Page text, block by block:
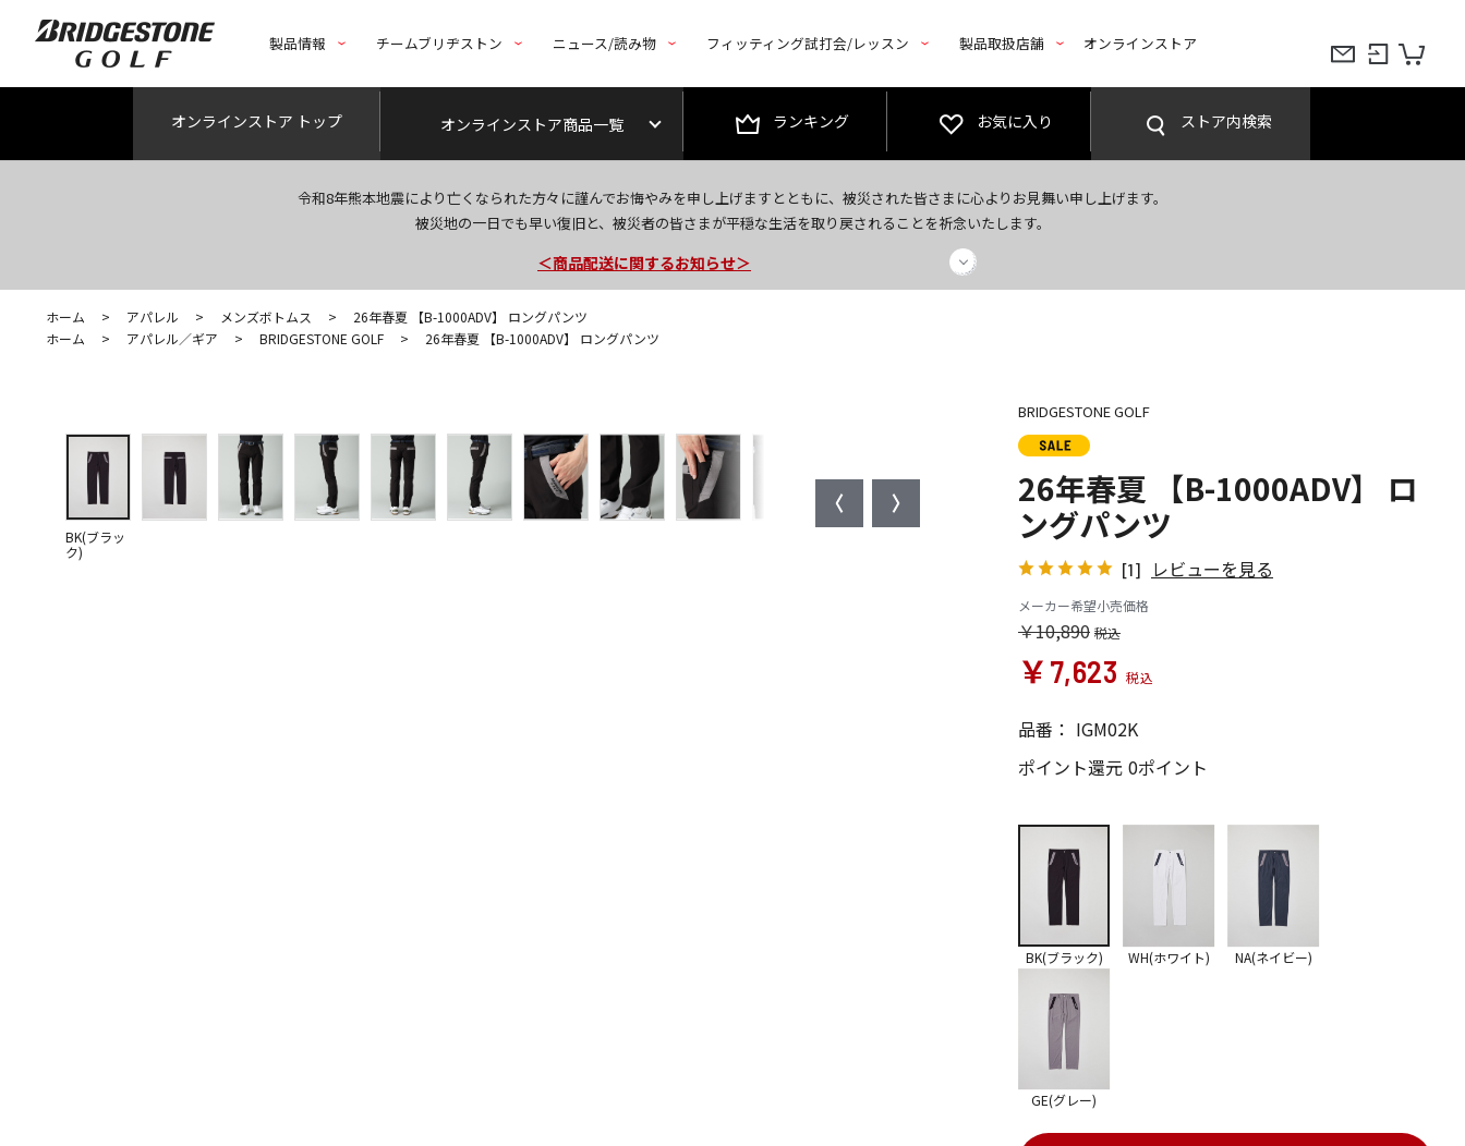
製品情報 チームブリヂストン ニュース/読み物 フィッティング試打会/レッスン 製品取扱店舗 オンラインストア
オンラインストア トップ オンラインストア商品一覧 ランキング お気に入り ストア内検索
令和8年熊本地震により亡くなられた方々に謹んでお悔やみを申し上げますとともに、被災された皆さまに心よりお見舞い申し上げます。
被災地の一日でも早い復旧と、被災者の皆さまが平穏な生活を取り戻されることを祈念いたします。
今なら新規会員登録で1,000円OFFクーポンプレゼント！
＜商品配送に関するお知らせ＞
＜夏季休暇中のご注文・発送・お問い合わせ＞
ホーム > アパレル > メンズボトムス >
26年春夏 【B-1000ADV】 ロングパンツ
ホーム
> アパレル／ギア > BRIDGESTONE GOLF > 26年春夏 【B-1000ADV】 ロングパンツ
BK(ブラッ
ク)
BRIDGESTONE GOLF
26年春夏 【B-1000ADV】 ロ
ングパンツ
[1] レビューを見る
メーカー希望小売価格
￥10,890
￥7,623
品番： IGM02K
ポイント還元 0ポイント
BK(ブラック) WH(ホワイト) NA(ネイビー)
GE(グレー)